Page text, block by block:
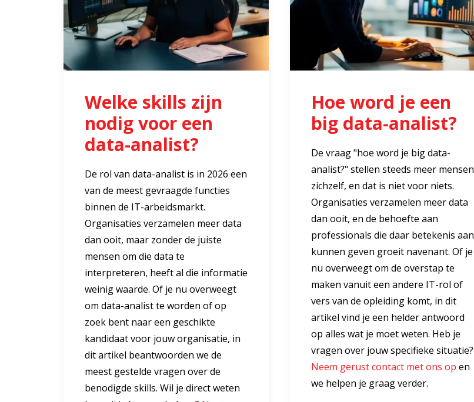
Welke skills zijn
nodig voor een
data-analist?
De rol van data-analist is in 2026 een
van de meest gevraagde functies
binnen de IT-arbeidsmarkt.
Organisaties verzamelen meer data
dan ooit, maar zonder de juiste
mensen om die data te
interpreteren, heeft al die informatie
weinig waarde. Of je nu overweegt
om data-analist te worden of op
zoek bent naar een geschikte
kandidaat voor jouw organisatie, in
dit artikel beantwoorden we de
meest gestelde vragen over de
benodigde skills. Wil je direct weten
Hoe word je een
big data-analist?
De vraag "hoe word je big data-
analist?" stellen steeds meer mensen
zichzelf, en dat is niet voor niets.
Organisaties verzamelen meer data
dan ooit, en de behoefte aan
professionals die daar betekenis aan
kunnen geven groeit navenant. Of je
nu overweegt om de overstap te
maken vanuit een andere IT-rol of
vers van de opleiding komt, in dit
artikel vind je een helder antwoord
op alles wat je moet weten. Heb je
vragen over jouw specifieke situatie?
Neem gerust contact met ons op en
we helpen je graag verder.